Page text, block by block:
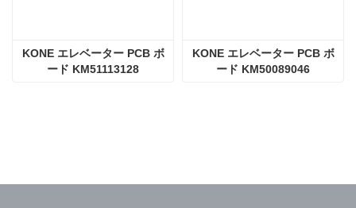
KONE エレベーター PCB ボ
ード KM51113128
KONE エレベーター PCB ボ
ード KM50089046